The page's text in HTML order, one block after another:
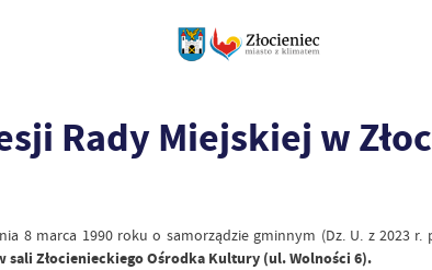
Rady Miejskiej w
8 marca 1990 roku o samorządzie gminnym (Dz. U. z 2023 r.
sali Złocienieckiego Ośrodka Kultury (ul. Wolności 6).